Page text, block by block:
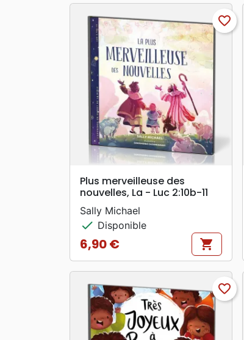
APERÇU RAPIDE
favorite_border
Plus merveilleuse des
nouvelles, La - Luc 2:10b-11
Sally Michael
check Disponible
Prix
6,90 € shopping_cart
favorite_border